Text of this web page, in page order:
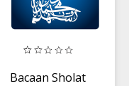
Bacaan Sholat